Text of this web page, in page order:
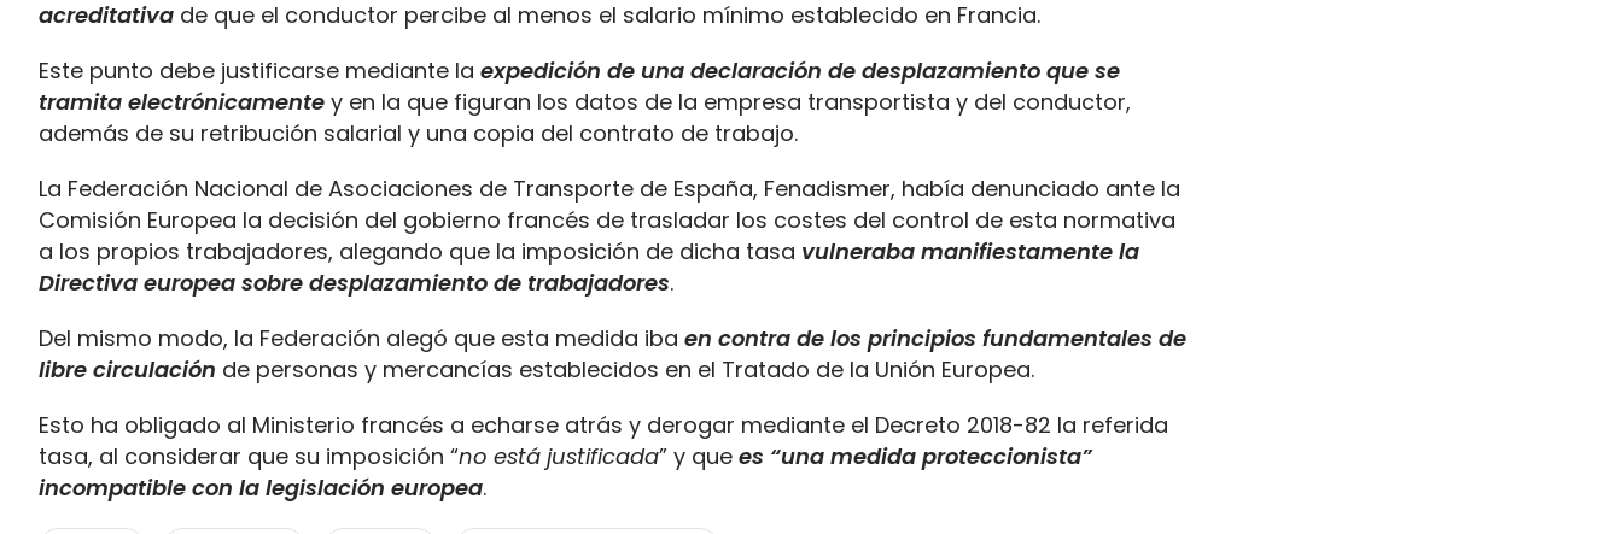
acreditativa de que el conductor percibe al menos el salario mínimo establecido en Francia.
Este punto debe justificarse mediante la expedición de una declaración de desplazamiento que se
tramita electrónicamente y en la que figuran los datos de la empresa transportista y del conductor,
además de su retribución salarial y una copia del contrato de trabajo.
La Federación Nacional de Asociaciones de Transporte de España, Fenadismer, había denunciado ante la
Comisión Europea la decisión del gobierno francés de trasladar los costes del control de esta normativa
a los propios trabajadores, alegando que la imposición de dicha tasa vulneraba manifiestamente la
Directiva europea sobre desplazamiento de trabajadores.
Del mismo modo, la Federación alegó que esta medida iba en contra de los principios fundamentales de
libre circulación de personas y mercancías establecidos en el Tratado de la Unión Europea.
Esto ha obligado al Ministerio francés a echarse atrás y derogar mediante el Decreto 2018-82 la referida
tasa, al considerar que su imposición “no está justificada” y que es “una medida proteccionista”
incompatible con la legislación europea.